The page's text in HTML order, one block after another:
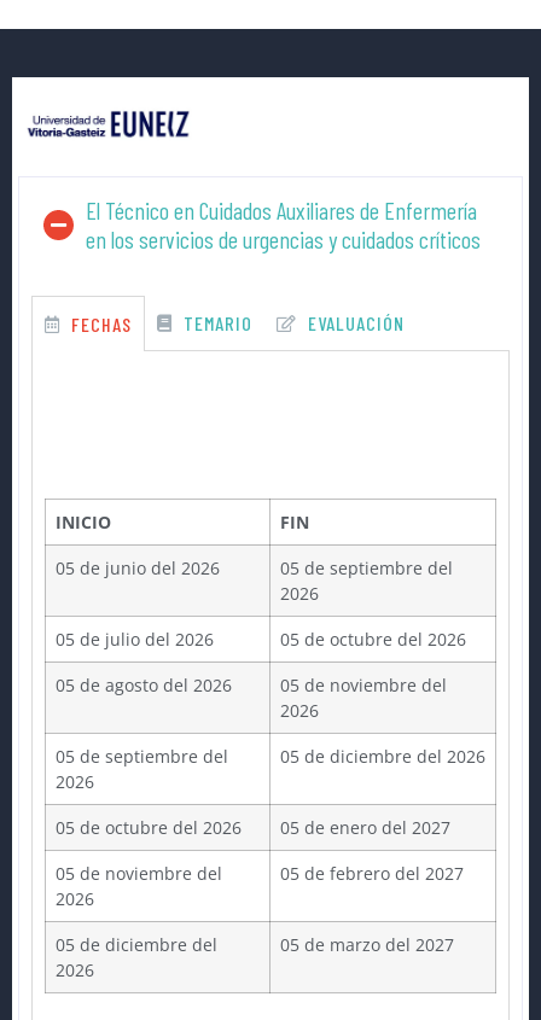
El Técnico en Cuidados Auxiliares de Enfermería
en los servicios de urgencias y cuidados críticos
FECHAS TEMARIO EVALUACIÓN
INICIO
FIN
05 de junio del 2026
05 de septiembre del
2026
05 de julio del 2026
05 de octubre del 2026
05 de agosto del 2026
05 de noviembre del
2026
05 de septiembre del
2026
05 de diciembre del 2026
05 de octubre del 2026
05 de enero del 2027
05 de noviembre del
2026
05 de febrero del 2027
05 de diciembre del
2026
05 de marzo del 2027